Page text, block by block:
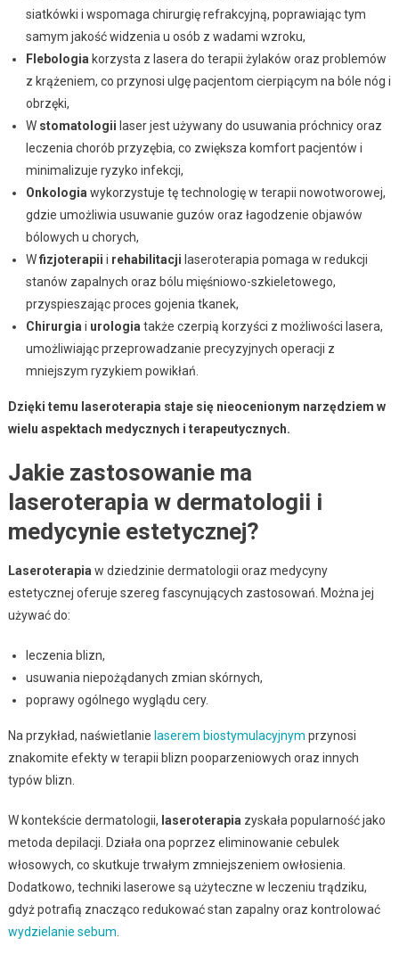
siatkówki i wspomaga chirurgię refrakcyjną, poprawiając tym
samym jakość widzenia u osób z wadami wzroku,
Flebologia korzysta z lasera do terapii żylaków oraz problemów
z krążeniem, co przynosi ulgę pacjentom cierpiącym na bóle nóg i
obrzęki,
W stomatologii laser jest używany do usuwania próchnicy oraz
leczenia chorób przyzębia, co zwiększa komfort pacjentów i
minimalizuje ryzyko infekcji,
Onkologia wykorzystuje tę technologię w terapii nowotworowej,
gdzie umożliwia usuwanie guzów oraz łagodzenie objawów
bólowych u chorych,
Wfizjoterapii i rehabilitacji laseroterapia pomaga w redukcji
stanów zapalnych oraz bólu mięśniowo-szkieletowego,
przyspieszając proces gojenia tkanek,
Chirurgia i urologia także czerpią korzyści z możliwości lasera,
umożliwiając przeprowadzanie precyzyjnych operacji z
mniejszym ryzykiem powikłań.
Dzięki temu laseroterapia staje się nieocenionym narzędziem w
wielu aspektach medycznych i terapeutycznych.
Jakie zastosowanie ma
laseroterapia w dermatologii i
medycynie estetycznej?
Laseroterapia w dziedzinie dermatologii oraz medycyny
estetycznej oferuje szereg fascynujących zastosowań. Można jej
używać do:
leczenia blizn,
usuwania niepożądanych zmian skórnych,
poprawy ogólnego wyglądu cery.
Na przykład, naświetlanie laserem biostymulacyjnym przynosi
znakomite efekty w terapii blizn pooparzeniowych oraz innych
typów blizn.
W kontekście dermatologii, laseroterapia zyskała popularność jako
metoda depilacji. Działa ona poprzez eliminowanie cebulek
włosowych, co skutkuje trwałym zmniejszeniem owłosienia.
Dodatkowo, techniki laserowe są użyteczne w leczeniu trądziku,
gdyż potrafią znacząco redukować stan zapalny oraz kontrolować
wydzielanie sebum